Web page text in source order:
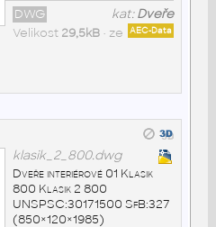
kat:Dveře
DWG
AEC-Data
Velikost 29,5kB• ze
klasik_2_800.dwg
Dveře interiérové 01 Klasik
800 Klasik 2 800
UNSPSC:30171500 SfB:327
(850×120×1985)